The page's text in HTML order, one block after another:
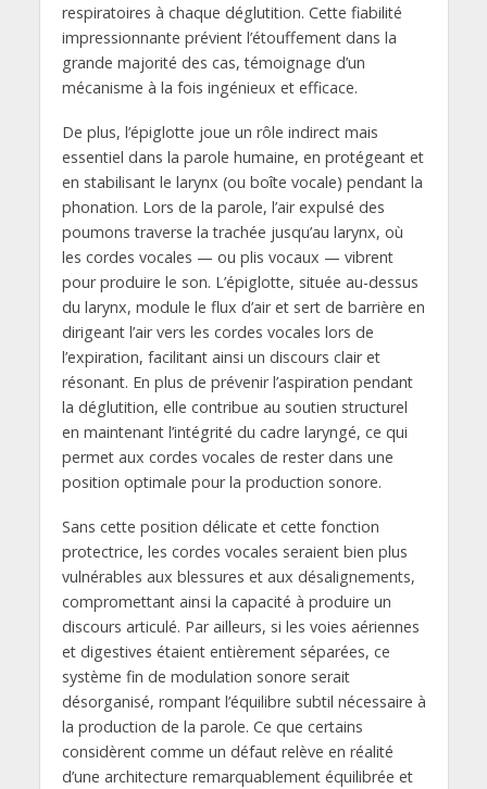
respiratoires à chaque déglutition. Cette fiabilité
impressionnante prévient l’étouffement dans la
grande majorité des cas, témoignage d’un
mécanisme à la fois ingénieux et efficace.
De plus, l’épiglotte joue un rôle indirect mais
essentiel dans la parole humaine, en protégeant et
en stabilisant le larynx (ou boîte vocale) pendant la
phonation. Lors de la parole, l’air expulsé des
poumons traverse la trachée jusqu’au larynx, où
les cordes vocales — ou plis vocaux — vibrent
pour produire le son. L’épiglotte, située au-dessus
du larynx, module le flux d’air et sert de barrière en
dirigeant l’air vers les cordes vocales lors de
l’expiration, facilitant ainsi un discours clair et
résonant. En plus de prévenir l’aspiration pendant
la déglutition, elle contribue au soutien structurel
en maintenant l’intégrité du cadre laryngé, ce qui
permet aux cordes vocales de rester dans une
position optimale pour la production sonore.
Sans cette position délicate et cette fonction
protectrice, les cordes vocales seraient bien plus
vulnérables aux blessures et aux désalignements,
compromettant ainsi la capacité à produire un
discours articulé. Par ailleurs, si les voies aériennes
et digestives étaient entièrement séparées, ce
système fin de modulation sonore serait
désorganisé, rompant l’équilibre subtil nécessaire à
la production de la parole. Ce que certains
considèrent comme un défaut relève en réalité
d’une architecture remarquablement équilibrée et